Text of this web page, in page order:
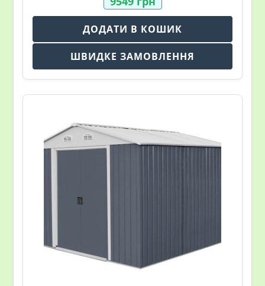
ДОДАТИ В КОШИК
ШВИДКЕ ЗАМОВЛЕННЯ